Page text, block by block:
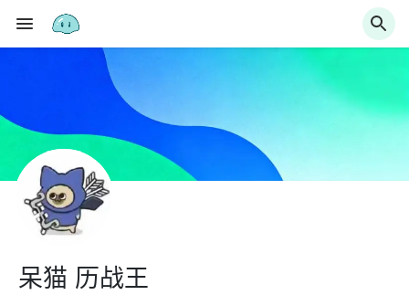
呆猫 历战王